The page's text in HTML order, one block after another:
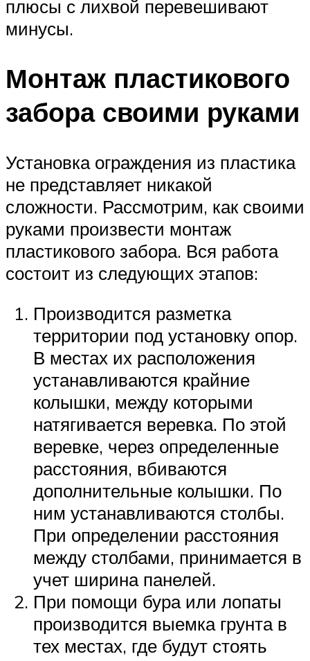
плюсы с лихвой перевешивают
минусы.
Монтаж пластикового
забора своими руками
Установка ограждения из пластика
не представляет никакой
сложности. Рассмотрим, как своими
руками произвести монтаж
пластикового забора. Вся работа
состоит из следующих этапов:
Производится разметка
территории под установку опор.
В местах их расположения
устанавливаются крайние
колышки, между которыми
натягивается веревка. По этой
веревке, через определенные
расстояния, вбиваются
дополнительные колышки. По
ним устанавливаются столбы.
При определении расстояния
между столбами, принимается в
учет ширина панелей.
При помощи бура или лопаты
производится выемка грунта в
тех местах, где будут стоять